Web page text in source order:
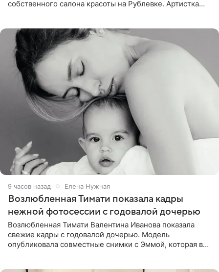
собственного салона красоты на Рублевке. Артистка
9 часов назад Елена Нужная
Возлюбленная Тимати показала кадры
нежной фотосессии с годовалой дочерью
Возлюбленная Тимати Валентина Иванова показала
свежие кадры с годовалой дочерью. Модель
опубликовала совместные снимки с Эммой, которая в